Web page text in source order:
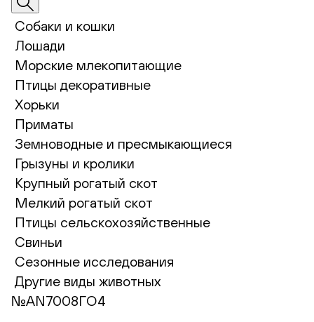
Собаки и кошки
Лошади
Морские млекопитающие
Птицы декоративные
Хорьки
Приматы
Земноводные и пресмыкающиеся
Грызуны и кролики
Крупный рогатый скот
Мелкий рогатый скот
Птицы сельскохозяйственные
Свиньи
Сезонные исследования
Другие виды животных
№AN7008ГО4